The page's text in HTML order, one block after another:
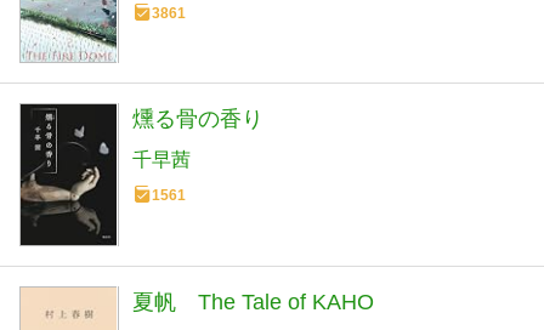
3861
燻る骨の香り
千早茜
1561
夏帆 The Tale of KAHO